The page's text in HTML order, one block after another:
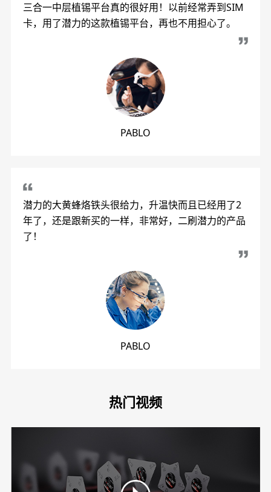
三合一中层植锡平台真的很好用！以前经常弄到SIM
卡，用了潜力的这款植锡平台，再也不用担心了。
PABLO
潜力的大黄蜂烙铁头很给力，升温快而且已经用了2
年了，还是跟新买的一样，非常好，二刷潜力的产品
了！
PABLO
热门视频